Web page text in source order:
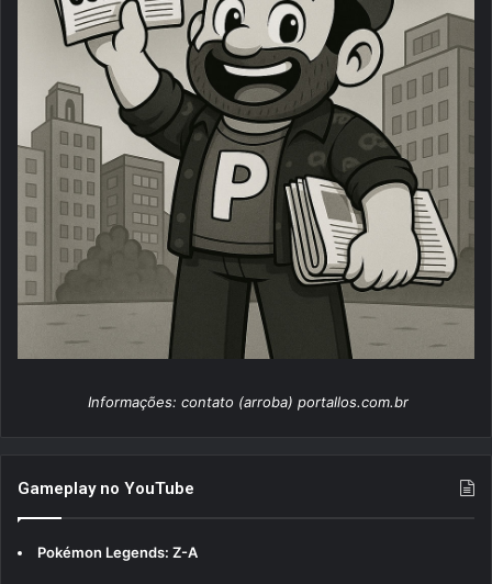
Informações: contato (arroba) portallos.com.br
Gameplay no YouTube
Pokémon Legends: Z-A